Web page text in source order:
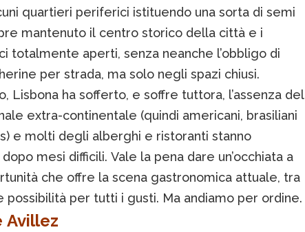
quartieri periferici istituendo una sorta di semi
mantenuto il centro storico della città e i
totalmente aperti, senza neanche l’obbligo di
per strada, ma solo negli spazi chiusi.
Lisbona ha sofferto, e soffre tuttora, l’assenza del
extra-continentale (quindi americani, brasiliani
e molti degli alberghi e ristoranti stanno
mesi difficili. Vale la pena dare un’occhiata a
che offre la scena gastronomica attuale, tra
possibilità per tutti i gusti. Ma andiamo per ordine.
Avillez